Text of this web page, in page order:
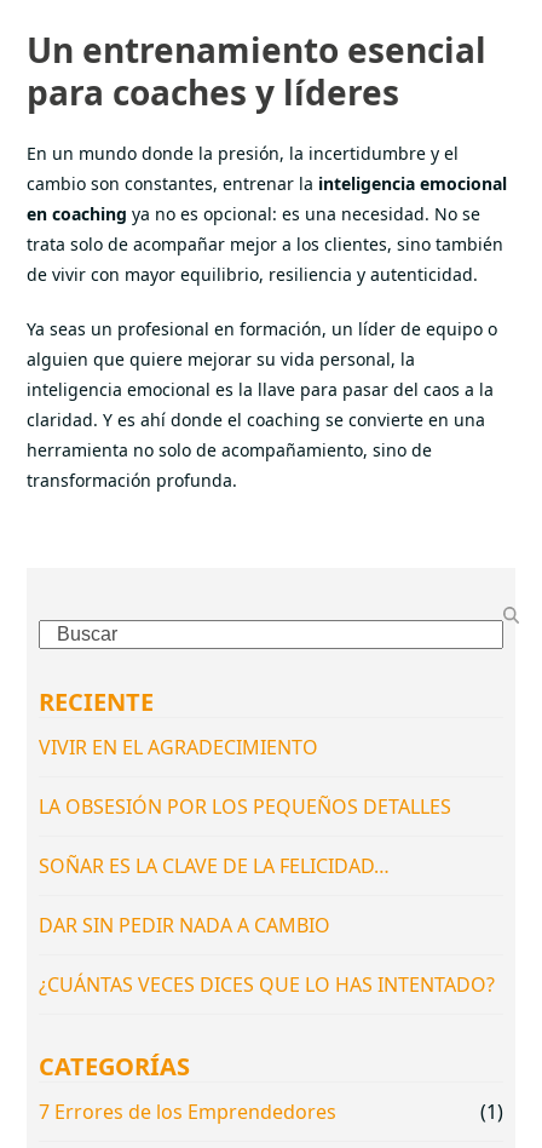
Un entrenamiento esencial
para coaches y líderes
En un mundo donde la presión, la incertidumbre y el
cambio son constantes, entrenar la inteligencia emocional
en coaching ya no es opcional: es una necesidad. No se
trata solo de acompañar mejor a los clientes, sino también
de vivir con mayor equilibrio, resiliencia y autenticidad.
Ya seas un profesional en formación, un líder de equipo o
alguien que quiere mejorar su vida personal, la
inteligencia emocional es la llave para pasar del caos a la
claridad. Y es ahí donde el coaching se convierte en una
herramienta no solo de acompañamiento, sino de
transformación profunda.
Search
RECIENTE
VIVIR EN EL AGRADECIMIENTO
LA OBSESIÓN POR LOS PEQUEÑOS DETALLES
SOÑAR ES LA CLAVE DE LA FELICIDAD…
DAR SIN PEDIR NADA A CAMBIO
¿CUÁNTAS VECES DICES QUE LO HAS INTENTADO?
CATEGORÍAS
7 Errores de los Emprendedores (1)